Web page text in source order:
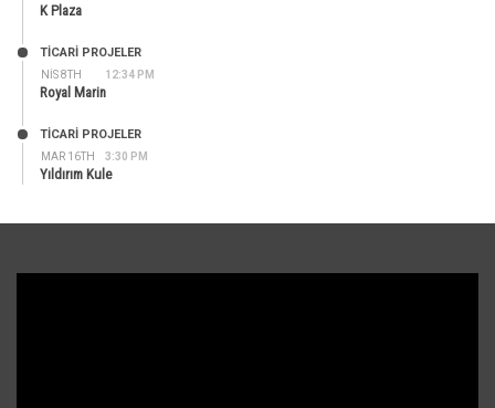
K Plaza
NIS 8TH 12:34 PM
TİCARİ PROJELER
Royal Marin
MAR 16TH 3:30 PM
TİCARİ PROJELER
Yıldırım Kule